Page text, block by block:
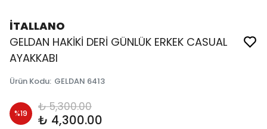
İTALLANO
GELDAN HAKİKİ DERİ GÜNLÜK ERKEK CASUAL
AYAKKABI
Ürün Kodu: GELDAN 6413
%19 ₺ 5,300.00
₺ 4,300.00